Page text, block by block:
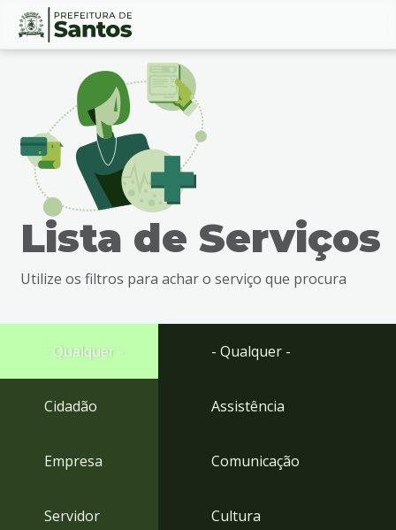
Ir
busca
Ir
rodapé
Conteúdo
Lista de Serviços
Utilize os filtros para achar o serviço que procura
- Qualquer -
Cidadão
Empresa
Servidor
- Qualquer -
Assistência
Comunicação
Cultura